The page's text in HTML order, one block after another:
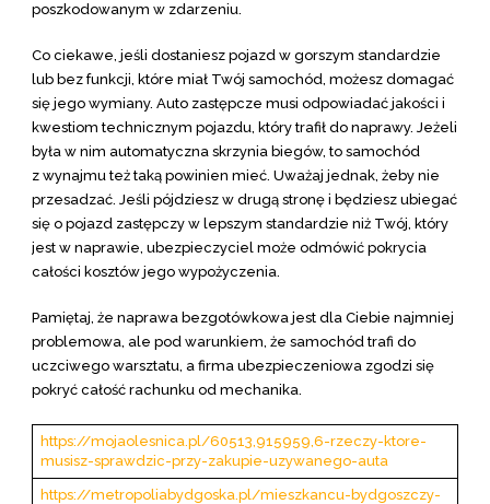
poszkodowanym w zdarzeniu.
Co ciekawe, jeśli dostaniesz pojazd w gorszym standardzie
lub bez funkcji, które miał Twój samochód, możesz domagać
się jego wymiany. Auto zastępcze musi odpowiadać jakości i
kwestiom technicznym pojazdu, który trafił do naprawy. Jeżeli
była w nim automatyczna skrzynia biegów, to samochód
z wynajmu też taką powinien mieć. Uważaj jednak, żeby nie
przesadzać. Jeśli pójdziesz w drugą stronę i będziesz ubiegać
się o pojazd zastępczy w lepszym standardzie niż Twój, który
jest w naprawie, ubezpieczyciel może odmówić pokrycia
całości kosztów jego wypożyczenia.
Pamiętaj, że naprawa bezgotówkowa jest dla Ciebie najmniej
problemowa, ale pod warunkiem, że samochód trafi do
uczciwego warsztatu, a firma ubezpieczeniowa zgodzi się
pokryć całość rachunku od mechanika.
https://mojaolesnica.pl/60513,915959,6-rzeczy-ktore-
musisz-sprawdzic-przy-zakupie-uzywanego-auta
https://metropoliabydgoska.pl/mieszkancu-bydgoszczy-